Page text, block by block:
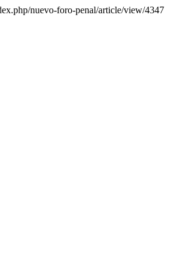
nuevo-foro-penal/article/view/4347